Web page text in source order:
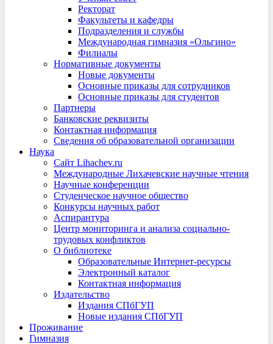
Ректорат
Факультеты и кафедры
Подразделения и службы
Международная гимназия «Ольгино»
Филиалы
Нормативные документы
Новые документы
Основные приказы для сотрудников
Основные приказы для студентов
Партнеры
Банковские реквизиты
Контактная информация
Сведения об образовательной организации
Наука
Сайт Lihachev.ru
Международные Лихачевские научные чтения
Научные конференции
Студенческое научное общество
Конкурсы научных работ
Аспирантура
Центр мониторинга и анализа социально-
трудовых конфликтов
О библиотеке
Образовательные Интернет-ресурсы
Электронный каталог
Контактная информация
Издательство
Издания СПбГУП
Новые издания СПбГУП
Проживание
Гимназия